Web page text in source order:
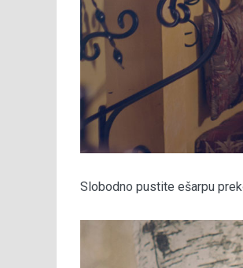
Slobodno pustite ešarpu